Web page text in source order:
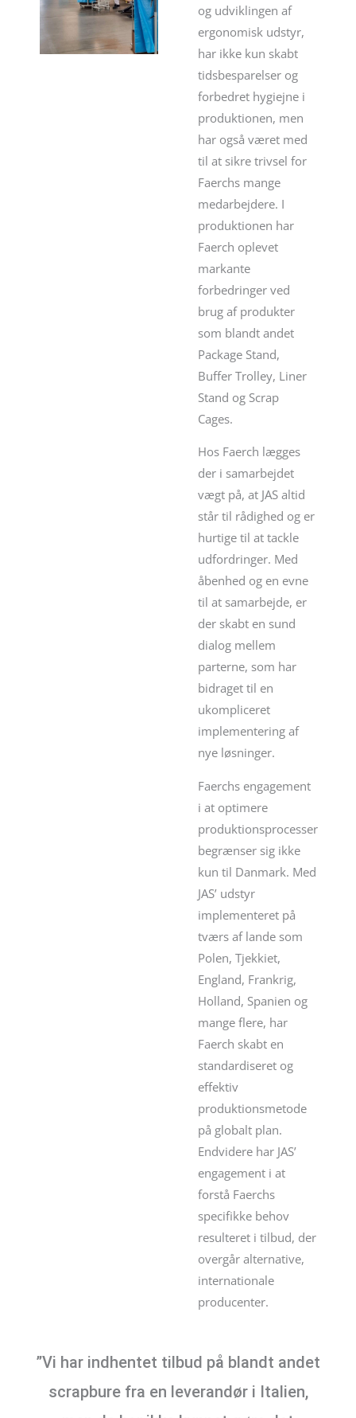
og udviklingen af
ergonomisk udstyr,
har ikke kun skabt
tidsbesparelser og
forbedret hygiejne i
produktionen, men
har også været med
til at sikre trivsel for
Faerchs mange
medarbejdere. I
produktionen har
Faerch oplevet
markante
forbedringer ved
brug af produkter
som blandt andet
Package Stand,
Buffer Trolley, Liner
Stand og Scrap
Cages.
Hos Faerch lægges
der i samarbejdet
vægt på, at JAS altid
står til rådighed og er
hurtige til at tackle
udfordringer. Med
åbenhed og en evne
til at samarbejde, er
der skabt en sund
dialog mellem
parterne, som har
bidraget til en
ukompliceret
implementering af
nye løsninger.
Faerchs engagement
i at optimere
produktionsprocesser
begrænser sig ikke
kun til Danmark. Med
JAS’ udstyr
implementeret på
tværs af lande som
Polen, Tjekkiet,
England, Frankrig,
Holland, Spanien og
mange flere, har
Faerch skabt en
standardiseret og
effektiv
produktionsmetode
på globalt plan.
Endvidere har JAS’
engagement i at
forstå Faerchs
specifikke behov
resulteret i tilbud, der
overgår alternative,
internationale
producenter.
”Vi har indhentet tilbud på blandt andet
scrapbure fra en leverandør i Italien,